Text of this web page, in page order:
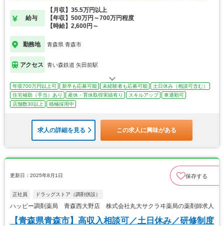
給与
【月収】35.5万円以上
【年収】500万円～700万円程度
【時給】2,600円～
勤務地 青森県 青森市
アクセス 青い森鉄道 矢田前駅
年収700万円以上可 新卒も応募可能 未経験者も応募可能
土日休み（相談可含む）
住宅補助（手当）あり
産休・育休取得実績有り スキルアップ
車通勤可
店舗数30以上
積極採用中
求人の詳細を見る この求人に興味がある
更新日：2025年8月1日 保存する
正社員 ドラッグストア（調剤併設）
ハッピー調剤薬局 青森西大野店 株式会社丸大サクラヰ薬局の薬剤師求人
【青森県青森市】高収入相談可／土日休み／研修制度